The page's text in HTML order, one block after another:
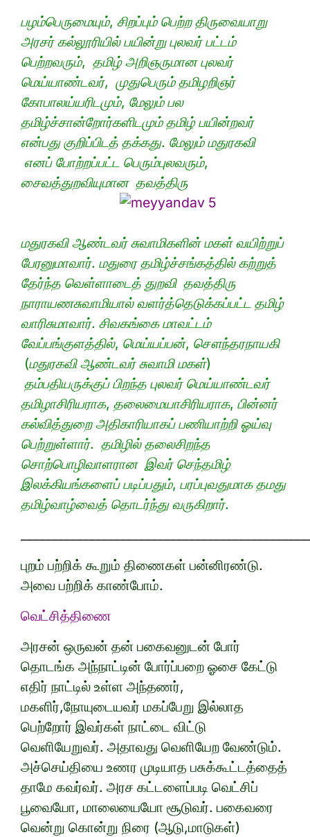
பழம்பெருமையும், சிறப்பும் பெற்ற திருவையாறு
அரசர் கல்லூரியில் பயின்று புலவர் பட்டம்
பெற்றவரும், தமிழ் அறிஞருமான புலவர்
மெய்யாண்டவர், முதுபெரும் தமிழறிஞர்
கோபாலய்யரிடமும், மேலும் பல
தமிழ்ச்சான்றோர்களிடமும் தமிழ் பயின்றவர்
என்பது குறிப்பிடத் தக்கது. மேலும் மதுரகவி
எனப் போற்றப்பட்ட பெரும்புலவரும்,
சைவத்துறவியுமான தவத்திரு
மதுரகவி ஆண்டவர் சுவாமிகளின் மகள் வயிற்றுப்
பேரனுமாவார். மதுரை தமிழ்ச்சங்கத்தில் கற்றுத்
தேர்ந்த வெள்ளாடைத் துறவி தவத்திரு
நாராயணசுவாமியால் வளர்த்தெடுக்கப்பட்ட தமிழ்
வாரிசுமாவார். சிவகங்கை மாவட்டம்
வேப்பங்குளத்தில், மெய்யப்பன், சௌந்தரநாயகி
(மதுரகவி ஆண்டவர் சுவாமி மகள்)
தம்பதியருக்குப் பிறந்த புலவர் மெய்யாண்டவர்
தமிழாசிரியராக, தலைமையாசிரியராக, பின்னர்
கல்வித்துறை அதிகாரியாகப் பணியாற்றி ஓய்வு
பெற்றுள்ளார். தமிழில் தலைசிறந்த
சொற்பொழிவாளரான இவர் செந்தமிழ்
இலக்கியங்களைப் படிப்பதும், பரப்புவதுமாக தமது
தமிழ்வாழ்வைத் தொடர்ந்து வருகிறார்.
புறம் பற்றிக் கூறும் திணைகள் பன்னிரண்டு.
அவை பற்றிக் காண்போம்.
வெட்சித்திணை
அரசன் ஒருவன் தன் பகைவனுடன் போர்
தொடங்க அந்நாட்டின் போர்ப்பறை ஓசை கேட்டு
எதிர் நாட்டில் உள்ள அந்தணர்,
மகளிர்,நோயுடையவர் மகப்பேறு இல்லாத
பெற்றோர் இவர்கள் நாட்டை விட்டு
வெளியேறுவர். அதாவது வெளியேற வேண்டும்.
அச்செய்தியை உணர முடியாத பசுக்கூட்டத்தைத்
தாமே கவர்வர். அரச கட்டளைப்படி வெட்சிப்
பூவையோ, மாலையையோ சூடுவர். பகைவரை
வென்று கொன்று நிரை (ஆடு,மாடுகள்)